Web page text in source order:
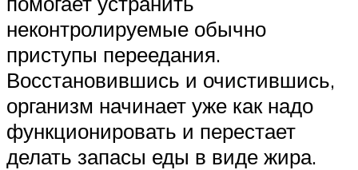
неконтролируемые обычно
приступы переедания.
Восстановившись и очистившись,
организм начинает уже как надо
функционировать и перестает
делать запасы еды в виде жира.